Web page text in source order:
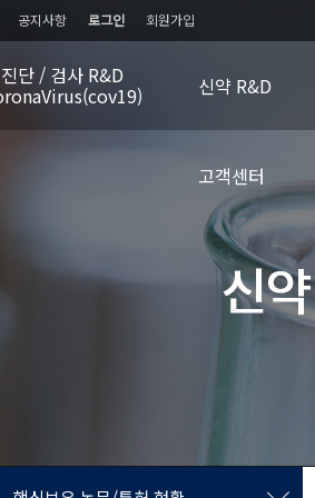
공지사항 로그인 회원가입
진단 / 검사 R&D 신약 R&D
고객센터